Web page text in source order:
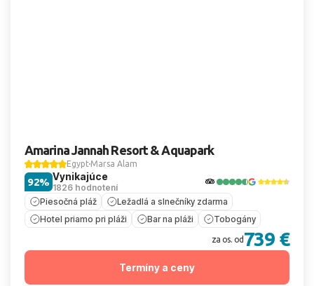
Amarina Jannah Resort & Aquapark
Egypt Marsa Alam
Vynikajúce
1826 hodnotení
92%
Piesočná pláž
Ležadlá a slnečníky zdarma
Hotel priamo pri pláži
Bar na pláži Tobogány
za os. od 739 €
Termíny a ceny